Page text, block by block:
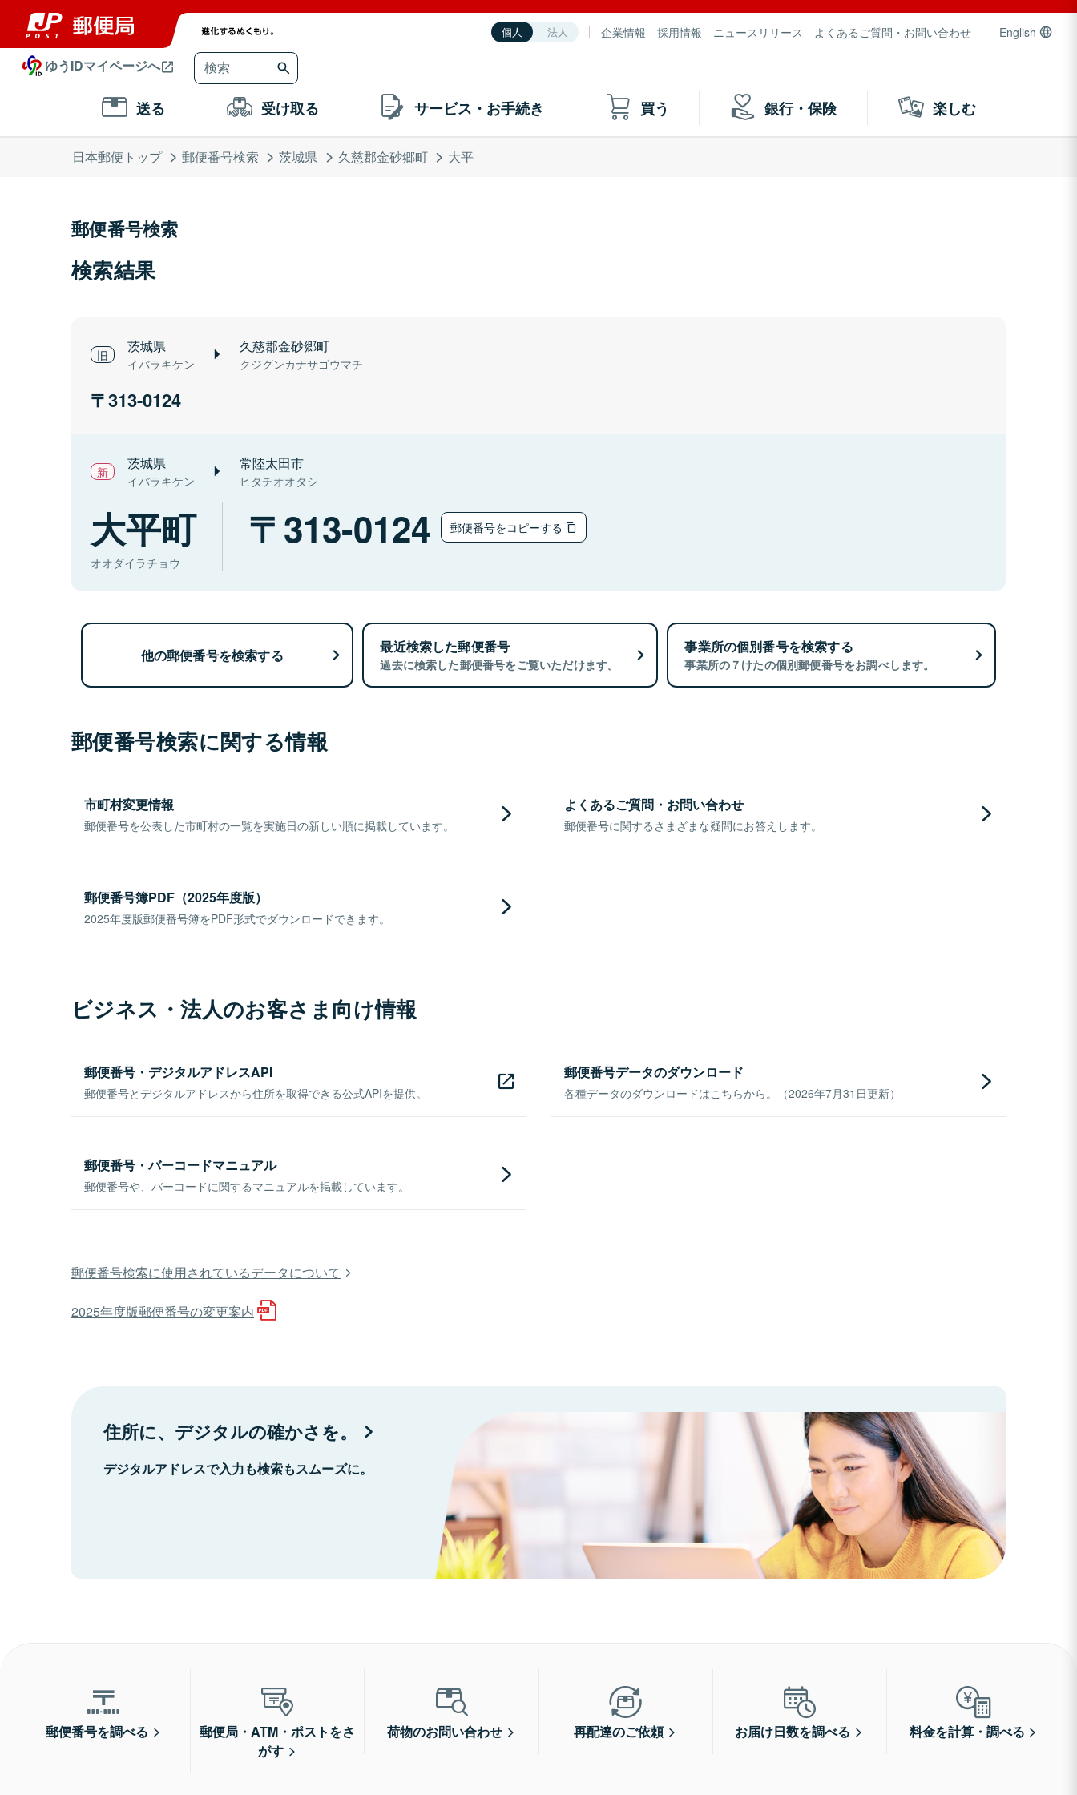
個人 法人 企業情報 採用情報 ニュースリリース よくあるご質問・お問い合わせ English
ゆうIDマイページへ
送る 受け取る サービス・お手続き 買う 銀行・保険 楽しむ
日本郵便トップ 郵便番号検索 茨城県 久慈郡金砂郷町 大平
郵便番号検索
検索結果
茨城県
イバラキケン
久慈郡金砂郷町
クジグンカナサゴウマチ
313-0124
茨城県
イバラキケン
常陸太田市
ヒタチオオタシ
大平町
オオダイラチョウ
313-0124 郵便番号をコピーする
他の郵便番号を検索する 最近検索した郵便番号
過去に検索した郵便番号をご覧いただけます。
事業所の個別番号を検索する
事業所の７けたの個別郵便番号をお調べします。
郵便番号検索に関する情報
市町村変更情報
郵便番号を公表した市町村の一覧を実施日の新しい順に掲載しています。
よくあるご質問・お問い合わせ
郵便番号に関するさまざまな疑問にお答えします。
郵便番号簿PDF（2025年度版）
2025年度版郵便番号簿をPDF形式でダウンロードできます。
ビジネス・法人のお客さま向け情報
郵便番号・デジタルアドレスAPI
郵便番号とデジタルアドレスから住所を取得できる公式APIを提供。
郵便番号データのダウンロード
各種データのダウンロードはこちらから。（2026年7月31日更新）
郵便番号・バーコードマニュアル
郵便番号や、バーコードに関するマニュアルを掲載しています。
郵便番号検索に使用されているデータについて
2025年度版郵便番号の変更案内
住所に、デジタルの確かさを。
デジタルアドレスで入力も検索もスムーズに。
郵便番号を調べる
郵便局・ATM・ポストをさ
がす
荷物のお問い合わせ 再配達のご依頼 お届け日数を調べる 料金を計算・調べる